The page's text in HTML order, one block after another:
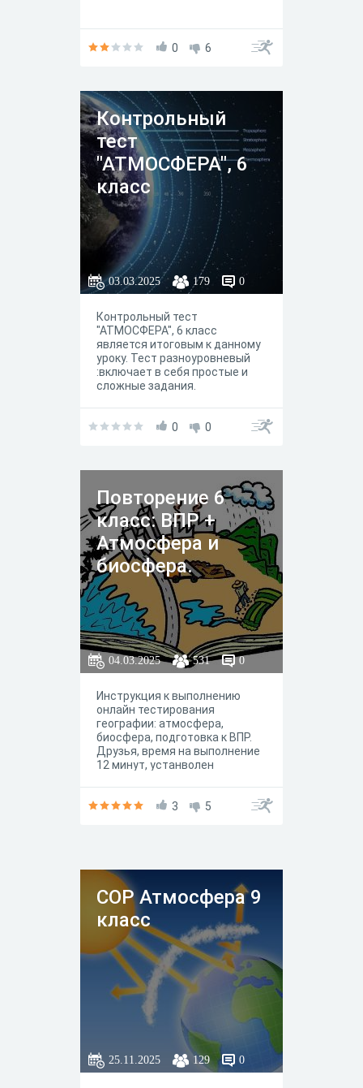
0 6
Контрольный
тест
"АТМОСФЕРА", 6
класс
03.03.2025 179 0
Контрольный тест
"АТМОСФЕРА", 6 класс
является итоговым к данному
уроку. Тест разноуровневый
:включает в себя простые и
сложные задания.
0 0
Повторение 6
класс: ВПР +
Атмосфера и
биосфера.
04.03.2025 531 0
Инструкция к выполнению
онлайн тестирования
географии: атмосфера,
биосфера, подготовка к ВПР.
Друзья, время на выполнение
12 минут, устанволен
думайте - будьте уверены в
тесте будет повторение по
ранее изученным темам. !
Обязательно! В конце введите
"ИМЯ, ФАМИЛИЮ
3 5
СОР Атмосфера 9
класс
25.11.2025 129 0